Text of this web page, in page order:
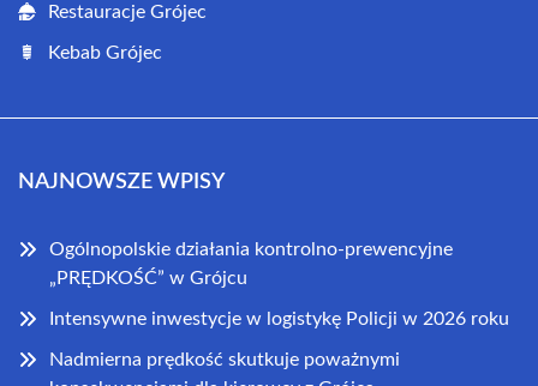
Restauracje Grójec
Kebab Grójec
NAJNOWSZE WPISY
Ogólnopolskie działania kontrolno-prewencyjne
„PRĘDKOŚĆ” w Grójcu
Intensywne inwestycje w logistykę Policji w 2026 roku
Nadmierna prędkość skutkuje poważnymi